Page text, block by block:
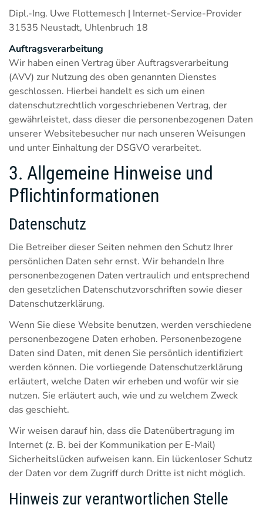
Dipl.-Ing. Uwe Flottemesch | Internet-Service-Provider
31535 Neustadt, Uhlenbruch 18
Auftragsverarbeitung
Wir haben einen Vertrag über Auftragsverarbeitung
(AVV) zur Nutzung des oben genannten Dienstes
geschlossen. Hierbei handelt es sich um einen
datenschutzrechtlich vorgeschriebenen Vertrag, der
gewährleistet, dass dieser die personenbezogenen Daten
unserer Websitebesucher nur nach unseren Weisungen
und unter Einhaltung der DSGVO verarbeitet.
3. Allgemeine Hinweise und
Pflicht­informationen
Datenschutz
Die Betreiber dieser Seiten nehmen den Schutz Ihrer
persönlichen Daten sehr ernst. Wir behandeln Ihre
personenbezogenen Daten vertraulich und entsprechend
den gesetzlichen Datenschutzvorschriften sowie dieser
Datenschutzerklärung.
Wenn Sie diese Website benutzen, werden verschiedene
personenbezogene Daten erhoben. Personenbezogene
Daten sind Daten, mit denen Sie persönlich identifiziert
werden können. Die vorliegende Datenschutzerklärung
erläutert, welche Daten wir erheben und wofür wir sie
nutzen. Sie erläutert auch, wie und zu welchem Zweck
das geschieht.
Wir weisen darauf hin, dass die Datenübertragung im
Internet (z. B. bei der Kommunikation per E-Mail)
Sicherheitslücken aufweisen kann. Ein lückenloser Schutz
der Daten vor dem Zugriff durch Dritte ist nicht möglich.
Hinweis zur verantwortlichen Stelle